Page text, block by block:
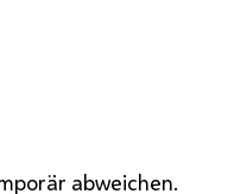
abweichen.